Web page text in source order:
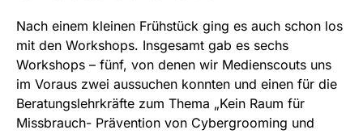
Nach einem kleinen Frühstück ging es auch schon los
mit den Workshops. Insgesamt gab es sechs
Workshops – fünf, von denen wir Medienscouts uns
im Voraus zwei aussuchen konnten und einen für die
Beratungslehrkräfte zum Thema „Kein Raum für
Missbrauch- Prävention von Cybergrooming und